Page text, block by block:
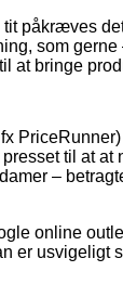
påkræves
som
at bringe
til at at
–
online
er usvigeligt